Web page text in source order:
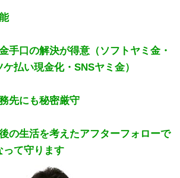
手口の解決が得意（ソフトヤミ金・
払い現金化・SNSヤミ金）
先にも秘密厳守
の生活を考えたアフターフォローで
って守ります